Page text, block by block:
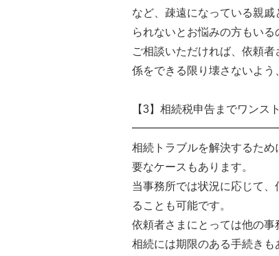
など、疎遠になっている親
られないとお悩みの方もいる
ご相談いただければ、依頼
係をできる限り壊さないよう
【3】相続税申告までワンス
相続トラブルを解決するた
要なケースもあります。
当事務所では状況に応じて
ることも可能です。
依頼者さまにとっては他の事
相続には期限のある手続き